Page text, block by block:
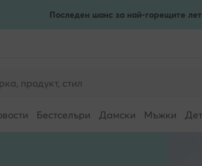
Последен шанс за най-горещите
Бестселъри Дамски Мъжки